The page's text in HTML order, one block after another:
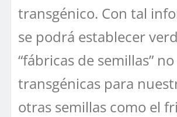
transgénico. Con tal
se podrá establecer
“fábricas de semillas” no
transgénicas para
otras semillas como el